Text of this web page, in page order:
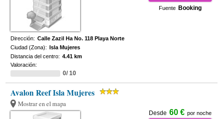
Fuente Booking
Dirección: Calle Zazil Ha No. 118 Playa Norte
Ciudad (Zona): Isla Mujeres
Distancia del centro: 4.41 km
Valoración:
0/ 10
Avalon Reef Isla Mujeres
Mostrar en el mapa
Desde 60 € por noche